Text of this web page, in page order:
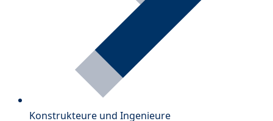
Konstrukteure und Ingenieure